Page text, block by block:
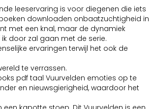
leeservaring is voor diegenen die iets
downloaden onbaatzuchtigheid in
met een knal, maar de dynamiek
door zal gaan met de serie.
ervaringen terwijl het ook de
te verrassen.
pdf taal Vuurvelden emoties op te
en nieuwsgierigheid, waardoor het